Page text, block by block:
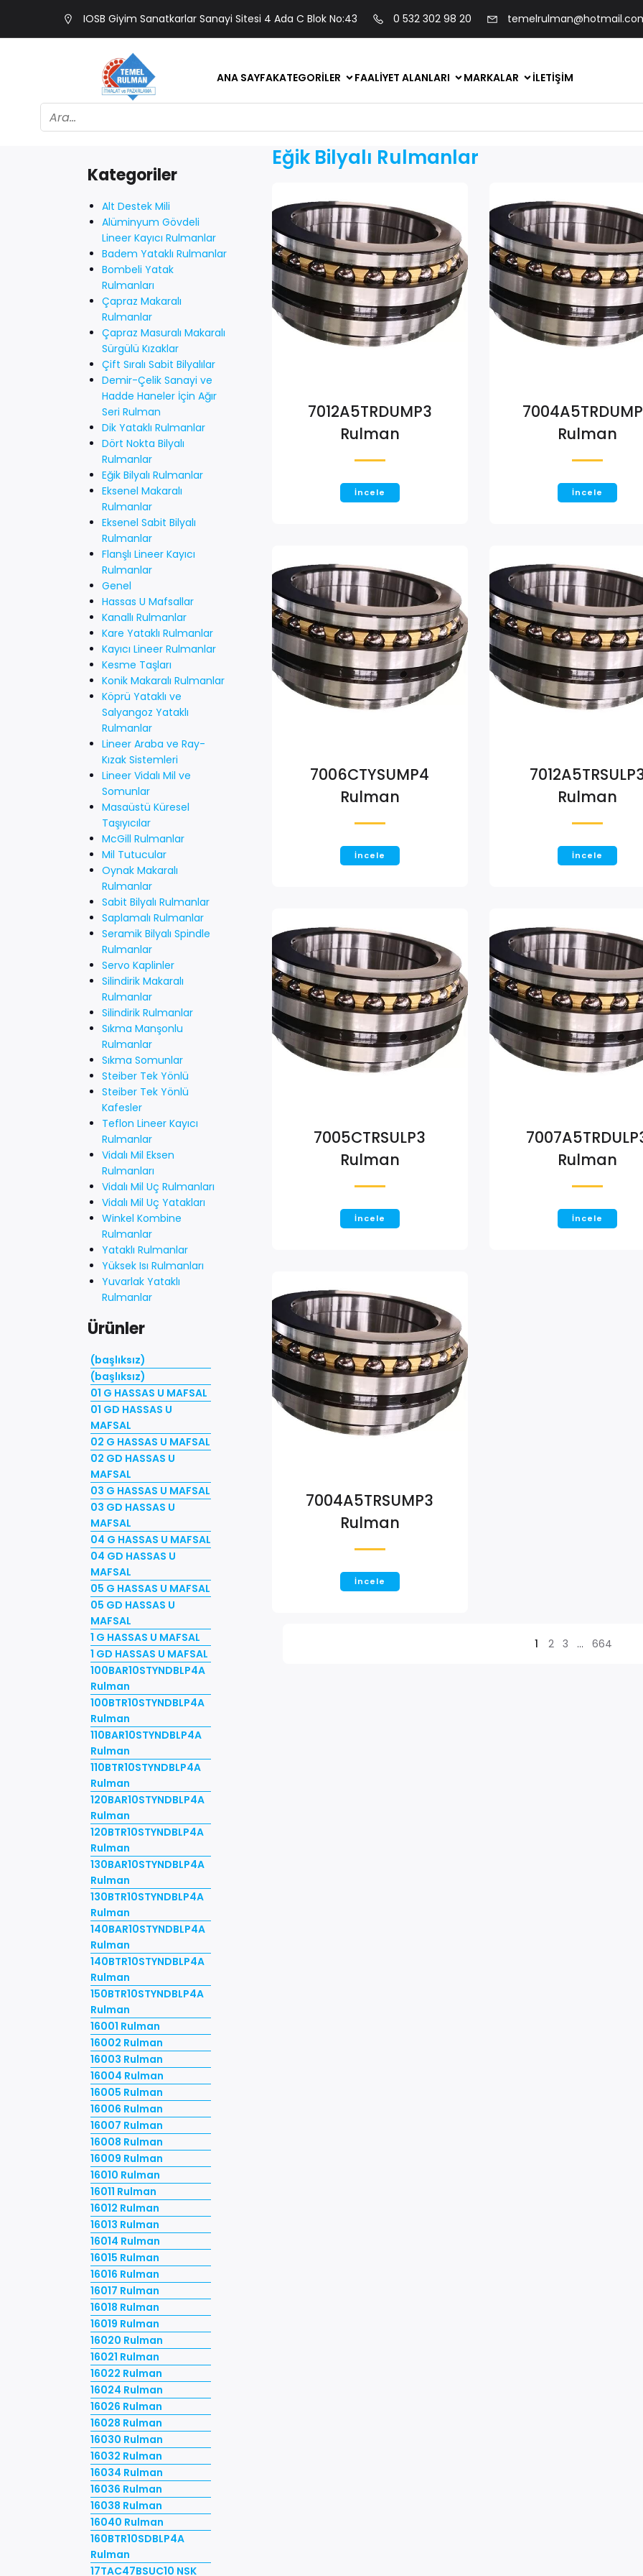
IOSB Giyim Sanatkarlar Sanayi Sitesi 4 Ada C Blok No:43 0 532 302 98 20
ANA SAYFAKATEGORILER FAALIYET ALANLARI MARKALAR İLETIŞIM
Kategoriler
Alt Destek Mili
Alüminyum Gövdeli
Lineer Kayıcı Rulmanlar
Badem Yataklı Rulmanlar
Bombeli Yatak
Rulmanları
Çapraz Makaralı
Rulmanlar
Çapraz Masuralı Makaralı
Sürgülü Kızaklar
Çift Sıralı Sabit Bilyalılar
Demir-Çelik Sanayi ve
Hadde Haneler İçin Ağır
Seri Rulman
Dik Yataklı Rulmanlar
Dört Nokta Bilyalı
Rulmanlar
Eğik Bilyalı Rulmanlar
Eksenel Makaralı
Rulmanlar
Eksenel Sabit Bilyalı
Rulmanlar
Flanşlı Lineer Kayıcı
Rulmanlar
Genel
Hassas U Mafsallar
Kanallı Rulmanlar
Kare Yataklı Rulmanlar
Kayıcı Lineer Rulmanlar
Kesme Taşları
Konik Makaralı Rulmanlar
Köprü Yataklı ve
Salyangoz Yataklı
Rulmanlar
Lineer Araba ve Ray-
Kızak Sistemleri
Lineer Vidalı Mil ve
Somunlar
Masaüstü Küresel
Taşıyıcılar
McGill Rulmanlar
Mil Tutucular
Oynak Makaralı
Rulmanlar
Sabit Bilyalı Rulmanlar
Saplamalı Rulmanlar
Seramik Bilyalı Spindle
Rulmanlar
Servo Kaplinler
Silindirik Makaralı
Rulmanlar
Silindirik Rulmanlar
Sıkma Manşonlu
Rulmanlar
Sıkma Somunlar
Steiber Tek Yönlü
Steiber Tek Yönlü
Kafesler
Teflon Lineer Kayıcı
Rulmanlar
Vidalı Mil Eksen
Rulmanları
Vidalı Mil Uç Rulmanları
Vidalı Mil Uç Yatakları
Winkel Kombine
Rulmanlar
Yataklı Rulmanlar
Yüksek Isı Rulmanları
Yuvarlak Yataklı
Rulmanlar
Ürünler
(başlıksız)
(başlıksız)
01 G HASSAS U MAFSAL
01 GD HASSAS U
MAFSAL
02 G HASSAS U MAFSAL
02 GD HASSAS U
MAFSAL
03 G HASSAS U MAFSAL
03 GD HASSAS U
MAFSAL
04 G HASSAS U MAFSAL
04 GD HASSAS U
MAFSAL
05 G HASSAS U MAFSAL
05 GD HASSAS U
MAFSAL
1 G HASSAS U MAFSAL
1 GD HASSAS U MAFSAL
100BAR10STYNDBLP4A
Rulman
100BTR10STYNDBLP4A
Rulman
110BAR10STYNDBLP4A
Rulman
110BTR10STYNDBLP4A
Rulman
120BAR10STYNDBLP4A
Rulman
120BTR10STYNDBLP4A
Rulman
130BAR10STYNDBLP4A
Rulman
130BTR10STYNDBLP4A
Rulman
140BAR10STYNDBLP4A
Rulman
140BTR10STYNDBLP4A
Rulman
150BTR10STYNDBLP4A
Rulman
16001 Rulman
16002 Rulman
16003 Rulman
16004 Rulman
16005 Rulman
16006 Rulman
16007 Rulman
16008 Rulman
16009 Rulman
16010 Rulman
16011 Rulman
16012 Rulman
16013 Rulman
16014 Rulman
16015 Rulman
16016 Rulman
16017 Rulman
16018 Rulman
16019 Rulman
16020 Rulman
16021 Rulman
16022 Rulman
16024 Rulman
16026 Rulman
16028 Rulman
16030 Rulman
16032 Rulman
16034 Rulman
16036 Rulman
16038 Rulman
16040 Rulman
160BTR10SDBLP4A
Rulman
17TAC47BSUC10 NSK
Eğik Bilyalı Rulmanlar
7012A5TRDUMP3
Rulman
İncele
Rulman
İncele
7006CTYSUMP4
Rulman
İncele
Rulman
İncele
7005CTRSULP3
Rulman
İncele
Rulman
İncele
7004A5TRSUMP3
Rulman
İncele
1 2 3 … 664